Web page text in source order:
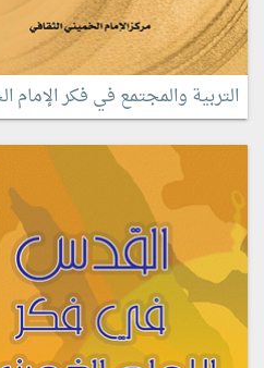
التربية والمجتمع في فكر